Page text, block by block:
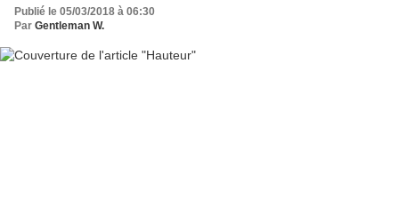
Publié le 05/03/2018 à 06:30
Par Gentleman W.